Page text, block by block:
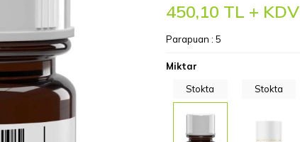
450,10 TL + KDV
Parapuan : 5
Miktar
Stokta
Stokta